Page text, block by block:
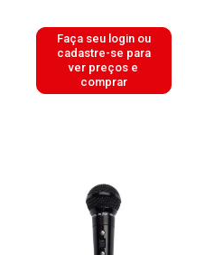
Faça seu login ou
cadastre-se para
ver preços e
comprar